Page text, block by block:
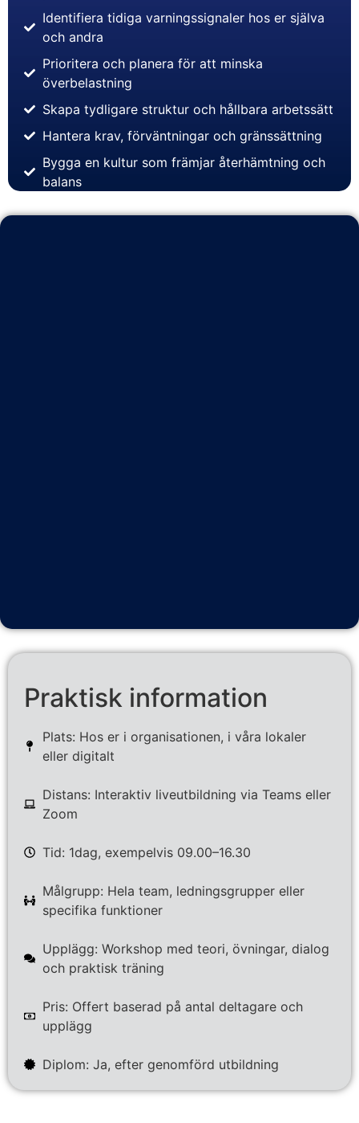
Identifiera tidiga varningssignaler hos er själva
och andra
Prioritera och planera för att minska
överbelastning
Skapa tydligare struktur och hållbara arbetssätt
Hantera krav, förväntningar och gränssättning
Bygga en kultur som främjar återhämtning och
balans
Praktisk information
Plats: Hos er i organisationen, i våra lokaler
eller digitalt
Distans: Interaktiv liveutbildning via Teams eller
Zoom
Tid: 1dag, exempelvis 09.00–16.30
Målgrupp: Hela team, ledningsgrupper eller
specifika funktioner
Upplägg: Workshop med teori, övningar, dialog
och praktisk träning
Pris: Offert baserad på antal deltagare och
upplägg
Diplom: Ja, efter genomförd utbildning